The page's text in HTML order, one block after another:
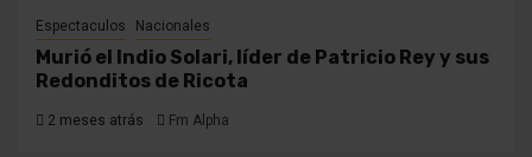
Espectaculos Nacionales
Murió el Indio Solari, líder de Patricio Rey y sus
Redonditos de Ricota
2 meses atrás Fm Alpha